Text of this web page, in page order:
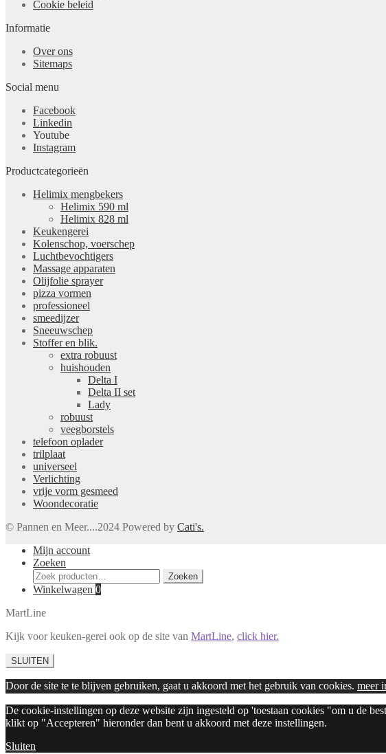
Cookie beleid
Informatie
Over ons
Sitemaps
Social menu
Facebook
Linkedin
Youtube
Instagram
Productcategorieën
Helimix mengbekers
Helimix 590 ml
Helimix 828 ml
Keukengerei
Kolenschop, voerschep
Luchtbevochtigers
Massage apparaten
Olijfolie sprayer
pizza vormen
professioneel
smeedijzer
Sneeuwschep
Stoffer en blik.
extra robuust
huishouden
Delta I
Delta II set
Lady
robuust
veegborstels
telefoon oplader
trilplaat
universeel
Verlichting
vrije vorm gesmeed
Woondecoratie
© Pannen en Meer....2024 Powered by Cati's.
Mijn account
Zoeken
Zoeken
naar:
Zoeken
Winkelwagen 0
MartLine
Kijk voor keuken-gerei ook op de site van MartLine, click hier.
SLUITEN
Door de site te te blijven gebruiken, gaat u akkoord met het gebruik van cookies. meer
De cookie-instellingen op deze website zijn ingesteld op 'toestaan cookies "om u de
klikt op "Accepteren" hieronder dan bent u akkoord met deze instellingen.
Sluiten